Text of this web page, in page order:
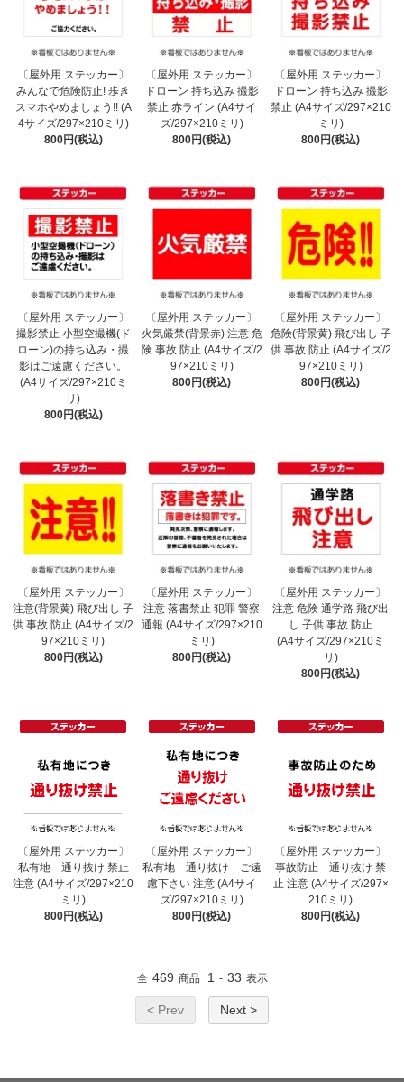
〔屋外用 ステッカー〕
みんなで危険防止! 歩き
スマホやめましょう!! (A
4サイズ/297×210ミリ)
800円(税込)
〔屋外用 ステッカー〕
ドローン 持ち込み 撮影
禁止 赤ライン (A4サイ
ズ/297×210ミリ)
800円(税込)
〔屋外用 ステッカー〕
ドローン 持ち込み 撮影
禁止 (A4サイズ/297×210
ミリ)
800円(税込)
〔屋外用 ステッカー〕
撮影禁止 小型空撮機(ド
ローン)の持ち込み・撮
影はご遠慮ください。
(A4サイズ/297×210ミ
リ)
800円(税込)
〔屋外用 ステッカー〕
火気厳禁(背景赤) 注意 危
険 事故 防止 (A4サイズ/2
97×210ミリ)
800円(税込)
〔屋外用 ステッカー〕
危険(背景黄) 飛び出し 子
供 事故 防止 (A4サイズ/2
97×210ミリ)
800円(税込)
〔屋外用 ステッカー〕
注意(背景黄) 飛び出し 子
供 事故 防止 (A4サイズ/2
97×210ミリ)
800円(税込)
〔屋外用 ステッカー〕
注意 落書禁止 犯罪 警察
通報 (A4サイズ/297×210
ミリ)
800円(税込)
〔屋外用 ステッカー〕
注意 危険 通学路 飛び出
し 子供 事故 防止
(A4サイズ/297×210ミ
リ)
800円(税込)
〔屋外用 ステッカー〕
私有地 通り抜け 禁止
注意 (A4サイズ/297×210
ミリ)
800円(税込)
〔屋外用 ステッカー〕
私有地 通り抜け ご遠
慮下さい 注意 (A4サイ
ズ/297×210ミリ)
800円(税込)
〔屋外用 ステッカー〕
事故防止 通り抜け 禁
止 注意 (A4サイズ/297×
210ミリ)
800円(税込)
全 469 商品 1 - 33 表示
< Prev Next >